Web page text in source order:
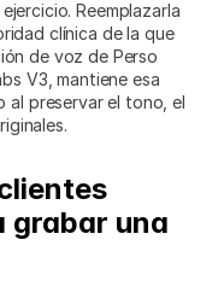
Reemplazarla
clínica de la que
de voz de Perso
V3, mantiene esa
al preservar el tono, el
grabar una